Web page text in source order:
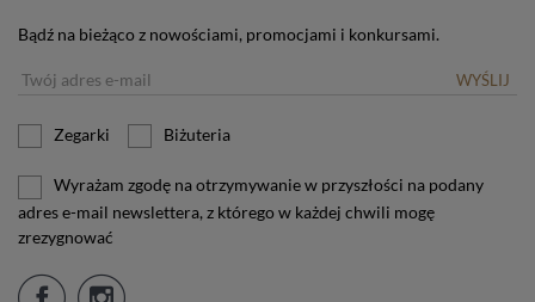
Bądź na bieżąco z nowościami, promocjami i konkursami.
WYŚLIJ
Zegarki Biżuteria
Wyrażam zgodę na otrzymywanie w przyszłości na podany
adres e-mail newslettera, z którego w każdej chwili mogę
zrezygnować